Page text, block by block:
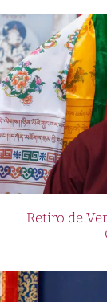
Retiro de